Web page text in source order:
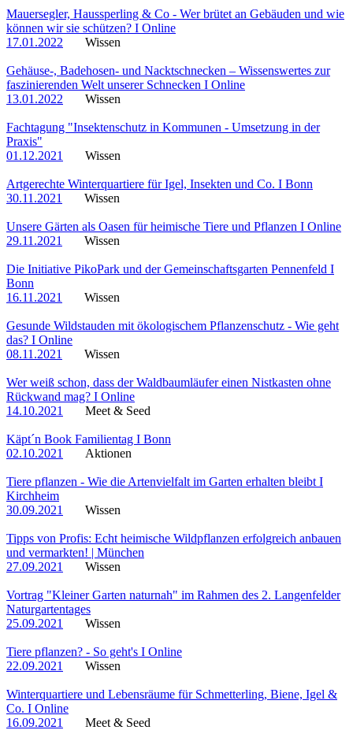
Mauersegler, Haussperling & Co - Wer brütet an Gebäuden und wie
können wir sie schützen? I Online
17.01.2022
Wissen
Gehäuse-, Badehosen- und Nacktschnecken – Wissenswertes zur
faszinierenden Welt unserer Schnecken I Online
13.01.2022
Wissen
Fachtagung "Insektenschutz in Kommunen - Umsetzung in der
Praxis"
01.12.2021
Wissen
Artgerechte Winterquartiere für Igel, Insekten und Co. I Bonn
30.11.2021
Wissen
Unsere Gärten als Oasen für heimische Tiere und Pflanzen I Online
29.11.2021
Wissen
Die Initiative PikoPark und der Gemeinschaftsgarten Pennenfeld I
Bonn
16.11.2021
Wissen
Gesunde Wildstauden mit ökologischem Pflanzenschutz - Wie geht
das? I Online
08.11.2021
Wissen
Wer weiß schon, dass der Waldbaumläufer einen Nistkasten ohne
Rückwand mag? I Online
14.10.2021
Meet & Seed
Käpt´n Book Familientag I Bonn
02.10.2021
Aktionen
Tiere pflanzen - Wie die Artenvielfalt im Garten erhalten bleibt I
Kirchheim
30.09.2021
Wissen
Tipps von Profis: Echt heimische Wildpflanzen erfolgreich anbauen
und vermarkten! | München
27.09.2021
Wissen
Vortrag "Kleiner Garten naturnah" im Rahmen des 2. Langenfelder
Naturgartentages
25.09.2021
Wissen
Tiere pflanzen? - So geht's I Online
22.09.2021
Wissen
Winterquartiere und Lebensräume für Schmetterling, Biene, Igel &
Co. I Online
16.09.2021
Meet & Seed